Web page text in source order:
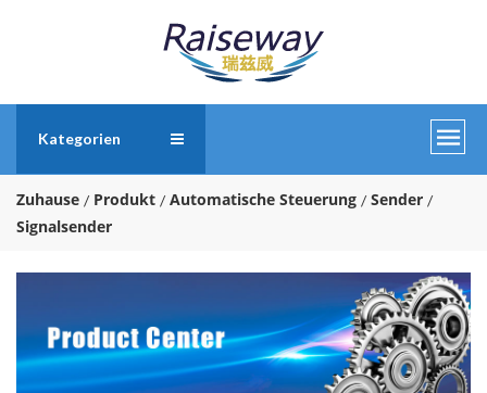
Kategorien
Zuhause Produkt Automatische Steuerung
Sender
Signalsender